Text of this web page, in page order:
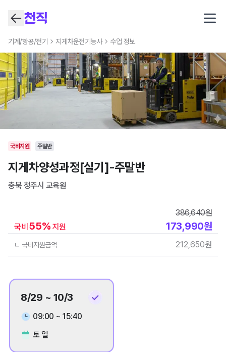
기계/항공/전기 지게차운전기능사 수업 정보
국비지원 주말반
지게차양성과정[실기]-주말반
충북 청주시 교육원
국비 55% 지원
386,640원
173,990원
ㄴ 국비지원금액 212,650원
8/29 ~ 10/3
09:00 ~ 15:40
토 일